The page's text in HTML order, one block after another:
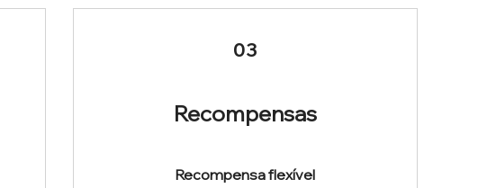
03
Recompensas
Recompensa flexível